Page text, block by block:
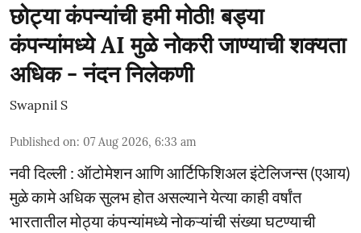
छोट्या कंपन्यांची हमी मोठी! बड्या
कंपन्यांमध्ये AI मुळे नोकरी जाण्याची शक्यता
अधिक - नंदन निलेकणी
Swapnil S
Published on: 07 Aug 2026, 6:33 am
नवी दिल्ली : ऑटोमेशन आणि आर्टिफिशिअल इंटेलिजन्स (एआय)
मुळे कामे अधिक सुलभ होत असल्याने येत्या काही वर्षांत
भारतातील मोठ्या कंपन्यांमध्ये नोकऱ्यांची संख्या घटण्याची